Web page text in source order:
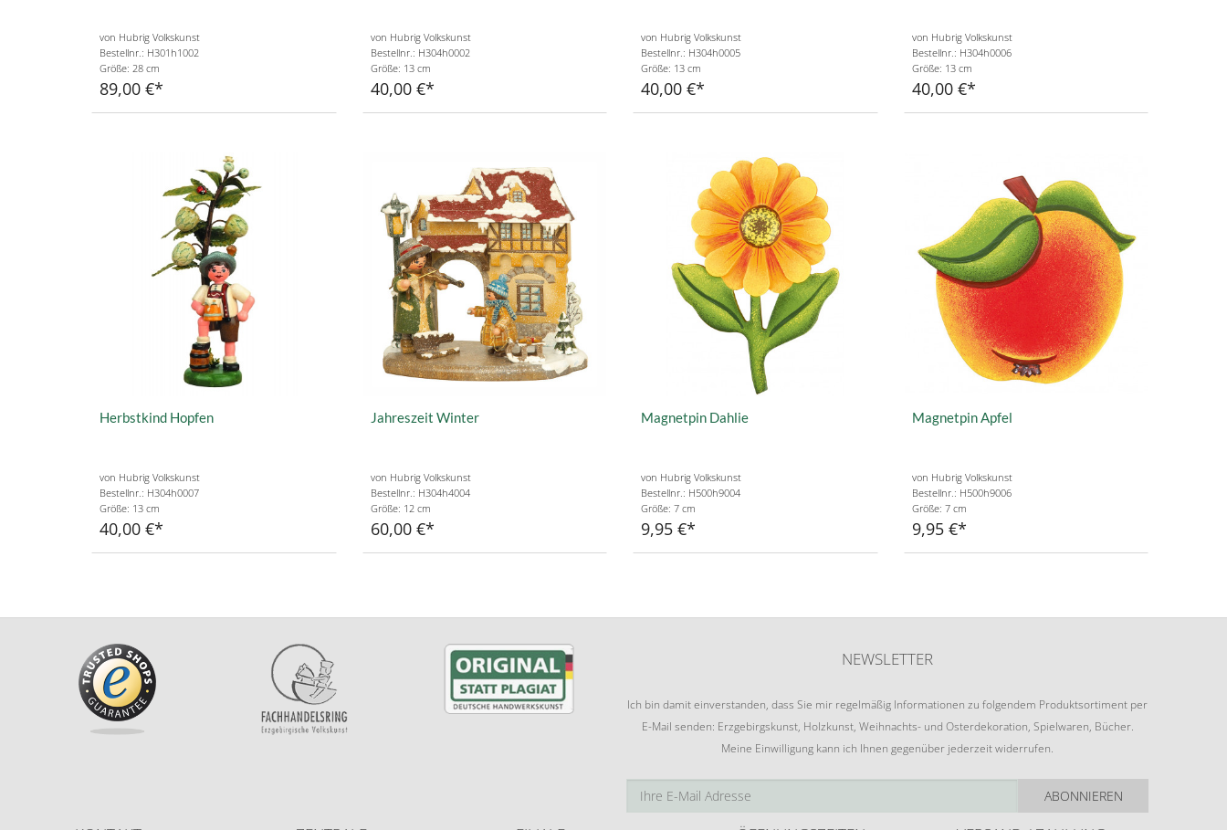
von Hubrig Volkskunst
Bestellnr.: H301h1002
Größe: 28 cm
89,00 €
von Hubrig Volkskunst
Bestellnr.: H304h0002
Größe: 13 cm
40,00 €
von Hubrig Volkskunst
Bestellnr.: H304h0005
Größe: 13 cm
40,00 €
von Hubrig Volkskunst
Bestellnr.: H304h0006
Größe: 13 cm
40,00 €
Herbstkind Hopfen
von Hubrig Volkskunst
Bestellnr.: H304h0007
Größe: 13 cm
40,00 €
Jahreszeit Winter
von Hubrig Volkskunst
Bestellnr.: H304h4004
Größe: 12 cm
60,00 €
Magnetpin Dahlie
von Hubrig Volkskunst
Bestellnr.: H500h9004
Größe: 7 cm
9,95 €
Magnetpin Apfel
von Hubrig Volkskunst
Bestellnr.: H500h9006
Größe: 7 cm
9,95 €
NEWSLETTER
Ich bin damit einverstanden, dass Sie mir regelmäßig Informationen zu folgendem Produktsortiment per
E-Mail senden: Erzgebirgskunst, Holzkunst, Weihnachts- und Osterdekoration, Spielwaren, Bücher.
Meine Einwilligung kann ich Ihnen gegenüber jederzeit widerrufen.
ABONNIEREN